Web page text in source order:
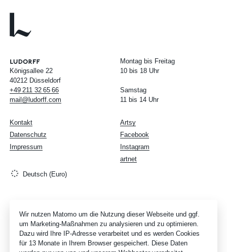
Königsallee 22
40212 Düsseldorf
+49 211 32 65 66
mail@ludorff.com
Montag bis Freitag
10 bis 18 Uhr
Samstag
11 bis 14 Uhr
Artsy
Facebook
Instagram
artnet
Kontakt
Datenschutz
Impressum
Deutsch (Euro)
Wir nutzen Matomo um die Nutzung dieser Webseite und ggf.
um Marketing-Maßnahmen zu analysieren und zu optimieren.
Dazu wird Ihre IP-Adresse verarbeitet und es werden Cookies
für 13 Monate in Ihrem Browser gespeichert. Diese Daten